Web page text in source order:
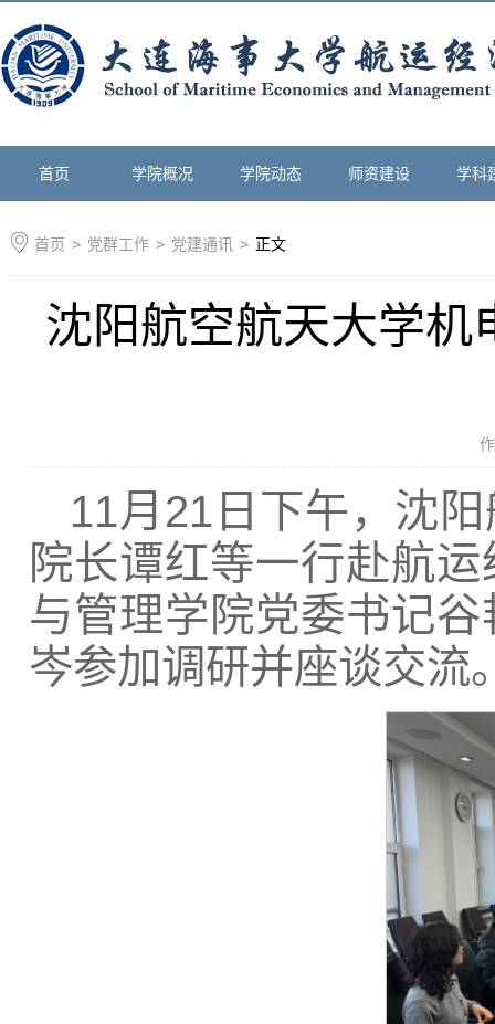
首页 学院概况 学院动态 师资建设 学科
首页 > 党群工作 > 党建通讯 > 正文
沈阳航空航天大学机
11月21日下午，沈
院长谭红等一行赴航
与管理学院党委书记
岑参加调研并座谈交流